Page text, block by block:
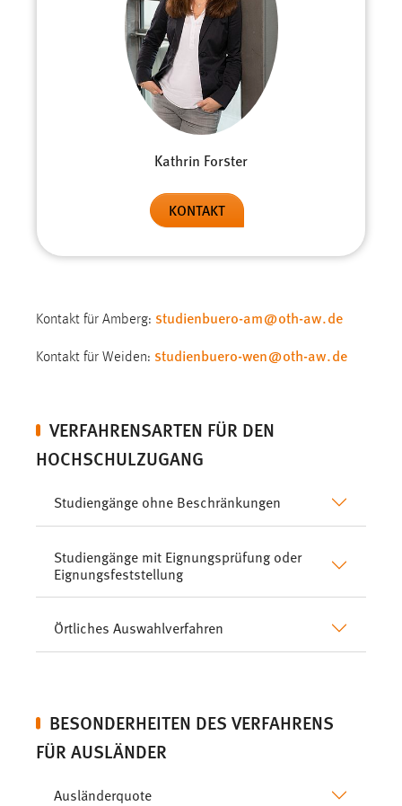
Kathrin Forster
KONTAKT
Kontakt für Amberg: studienbuero-am@oth-aw.de
Kontakt für Weiden: studienbuero-wen@oth-aw.de
VERFAHRENSARTEN FÜR DEN
HOCHSCHULZUGANG
Studiengänge ohne Beschränkungen
Studiengänge mit Eignungsprüfung oder
Eignungsfeststellung
Örtliches Auswahlverfahren
BESONDERHEITEN DES VERFAHRENS
FÜR AUSLÄNDER
Ausländerquote